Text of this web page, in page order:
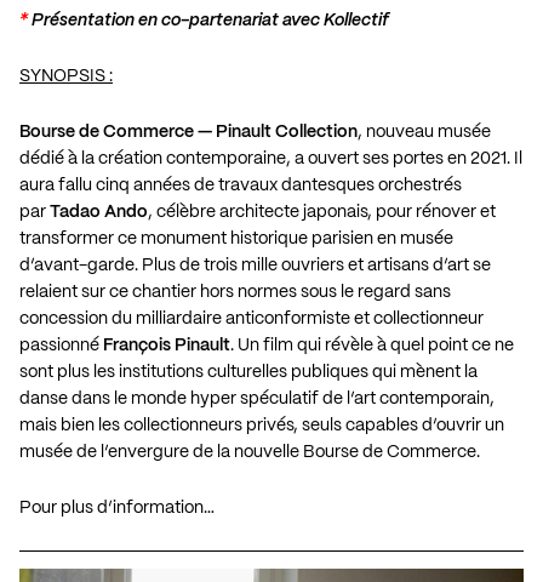
*Présentation en co-partenariat avec Kollectif
SYNOPSIS :
Bourse de Commerce — Pinault Collection, nouveau musée
dédié à la création contemporaine, a ouvert ses portes en 2021. Il
aura fallu cinq années de travaux dantesques orchestrés
par Tadao Ando, célèbre architecte japonais, pour rénover et
transformer ce monument historique parisien en musée
d’avant-garde. Plus de trois mille ouvriers et artisans d’art se
relaient sur ce chantier hors normes sous le regard sans
concession du milliardaire anticonformiste et collectionneur
passionné François Pinault. Un film qui révèle à quel point ce ne
sont plus les institutions culturelles publiques qui mènent la
danse dans le monde hyper spéculatif de l’art contemporain,
mais bien les collectionneurs privés, seuls capables d’ouvrir un
musée de l’envergure de la nouvelle Bourse de Commerce.
Pour plus d’information…